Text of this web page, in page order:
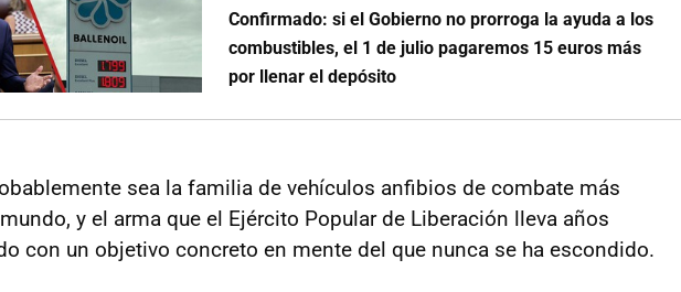
Confirmado: si el Gobierno no prorroga la ayuda a los
combustibles, el 1 de julio pagaremos 15 euros más
por llenar el depósito
sea la familia de vehículos anfibios de combate más
y el arma que el Ejército Popular de Liberación lleva años
con un objetivo concreto en mente del que nunca se ha escondido.